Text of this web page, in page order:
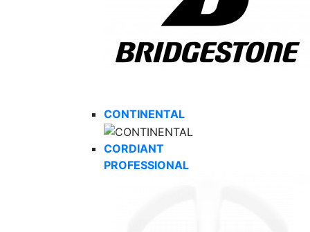
CONTINENTAL
CORDIANT
PROFESSIONAL